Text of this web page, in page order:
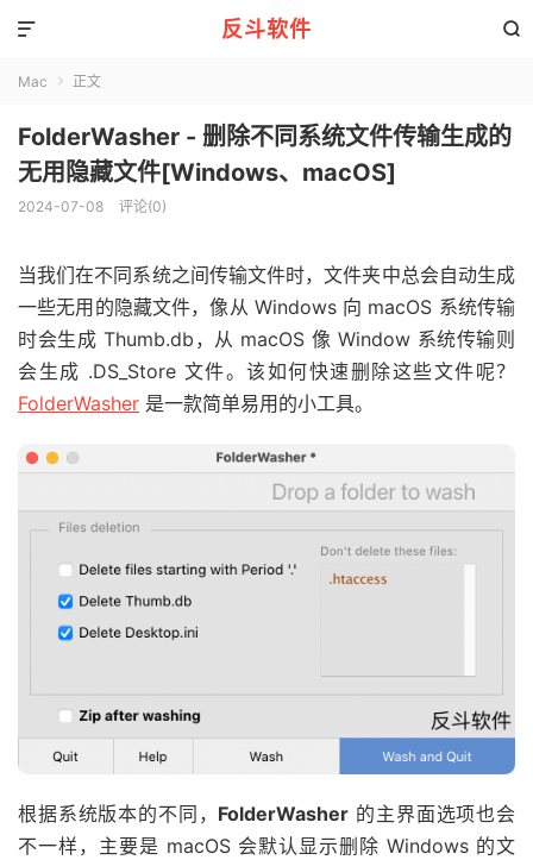
反斗软件 

Mac  正文
FolderWasher - 删除不同系统文件传输生成的
无用隐藏文件[Windows、macOS]
2024-07-08 评论(0)
当我们在不同系统之间传输文件时，文件夹中总会自动生成
一些无用的隐藏文件，像从 Windows 向 macOS 系统传输
时会生成 Thumb.db，从 macOS 像 Window 系统传输则
会生成 .DS_Store 文件。该如何快速删除这些文件呢？
FolderWasher 是一款简单易用的小工具。
根据系统版本的不同， FolderWasher 的主界面选项也会
不一样，主要是 macOS 会默认显示删除 Windows 的文